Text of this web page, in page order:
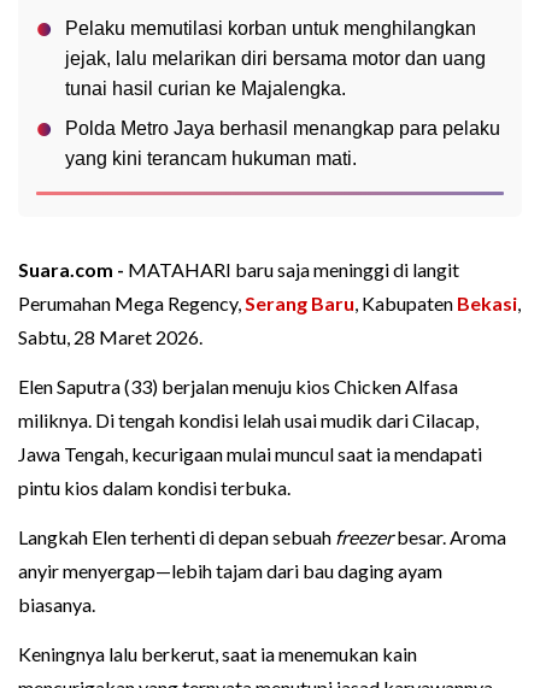
Pelaku memutilasi korban untuk menghilangkan
jejak, lalu melarikan diri bersama motor dan uang
tunai hasil curian ke Majalengka.
Polda Metro Jaya berhasil menangkap para pelaku
yang kini terancam hukuman mati.
Suara.com - MATAHARI baru saja meninggi di langit
Perumahan Mega Regency, Serang Baru , Kabupaten Bekasi
Sabtu, 28 Maret 2026.
Elen Saputra (33) berjalan menuju kios Chicken Alfasa
miliknya. Di tengah kondisi lelah usai mudik dari Cilacap,
Jawa Tengah, kecurigaan mulai muncul saat ia mendapati
pintu kios dalam kondisi terbuka.
Langkah Elen terhenti di depan sebuah freezerbesar. Aroma
anyir menyergap—lebih tajam dari bau daging ayam
biasanya.
Keningnya lalu berkerut, saat ia menemukan kain